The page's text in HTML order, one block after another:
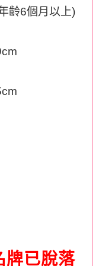
齡6個月以上)
牌已脫落